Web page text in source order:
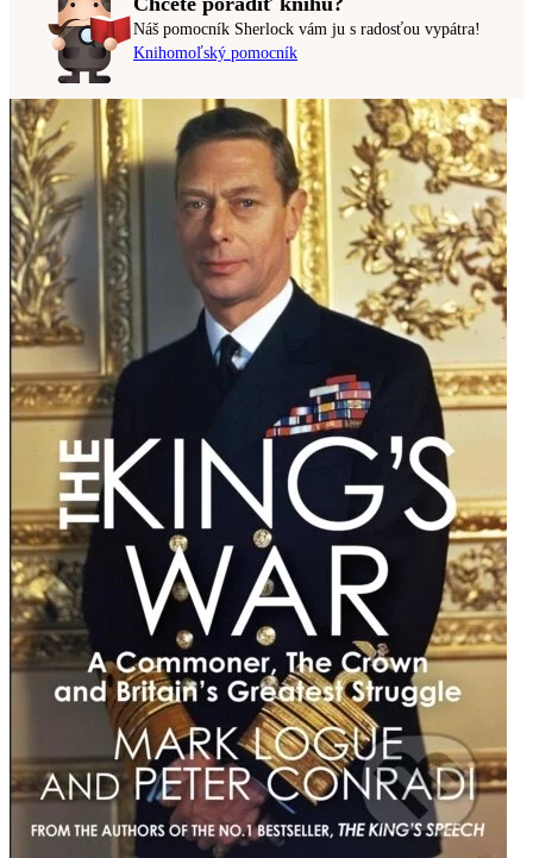
Náš pomocník Sherlock vám ju s radosťou vypátra!
Knihomoľský pomocník